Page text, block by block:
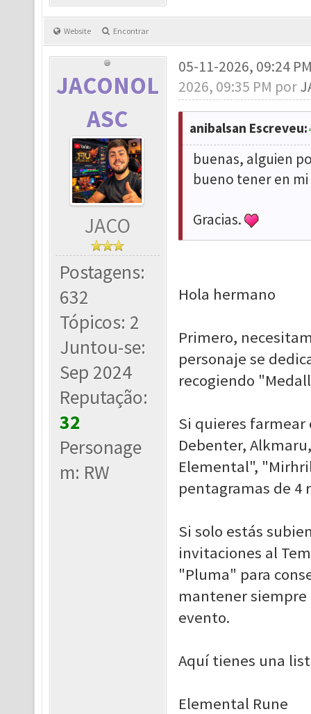
Website Encontrar
JACONOL
ASC
JACO
Postagens:
632
Tópicos: 2
Juntou-se:
Sep 2024
Reputação:
32
Personage
m: RW
05-11-2026, 09:24
2026, 09:35 PM por
anibalsan Escreveu:
buenas, alguien
bueno tener en
Gracias.
Hola hermano
Primero,
personaje se
recogiendo
Si quieres farmear
Debenter,
Elemental",
pentagramas de 4
Si solo estás
invitaciones al
"Pluma" para
mantener siempre
evento.
Aquí tienes una
Elemental Rune